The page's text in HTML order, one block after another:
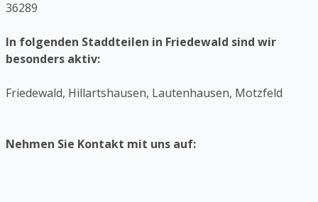
36289
In folgenden Staddteilen in Friedewald sind wir
besonders aktiv:
Friedewald, Hillartshausen, Lautenhausen, Motzfeld
Nehmen Sie Kontakt mit uns auf: